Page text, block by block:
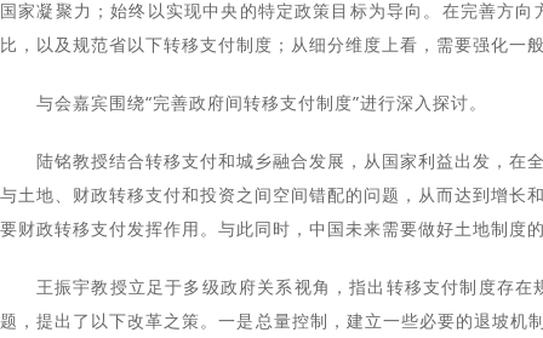
国家凝聚力；始终以实现中央的特定政策目标为导向。在完善方
比，以及规范省以下转移支付制度；从细分维度上看，需要强化一
与会嘉宾围绕“完善政府间转移支付制度”进行深入探讨。
陆铭教授结合转移支付和城乡融合发展，从国家利益出发，在
与土地、财政转移支付和投资之间空间错配的问题，从而达到增
要财政转移支付发挥作用。与此同时，中国未来需要做好土地制度
王振宇教授立足于多级政府关系视角，指出转移支付制度存
题，提出了以下改革之策。一是总量控制，建立一些必要的退坡